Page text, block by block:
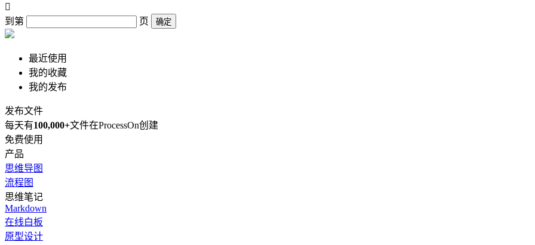

到第
页 确定
最近使用
我的收藏
我的发布
发布文件
每天有100,000+文件在ProcessOn创建
免费使用
产品
思维导图
流程图
思维笔记
Markdown
在线白板
原型设计